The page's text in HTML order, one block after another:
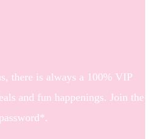
there is always a 100% VIP
and fun happenings. Join the